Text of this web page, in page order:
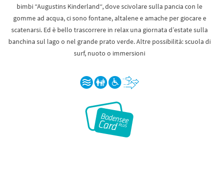
bimbi “Augustins Kinderland“, dove scivolare sulla pancia con le
gomme ad acqua, ci sono fontane, altalene e amache per giocare e
scatenarsi. Ed è bello trascorrere in relax una giornata d’estate sulla
banchina sul lago o nel grande prato verde. Altre possibilità: scuola di
surf, nuoto o immersioni